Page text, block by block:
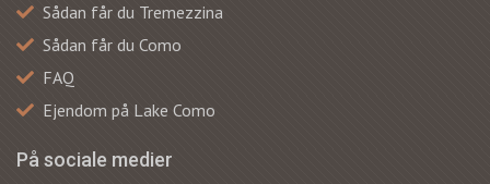
Sådan får du Tremezzina
Sådan får du Como
FAQ
Ejendom på Lake Como
På sociale medier